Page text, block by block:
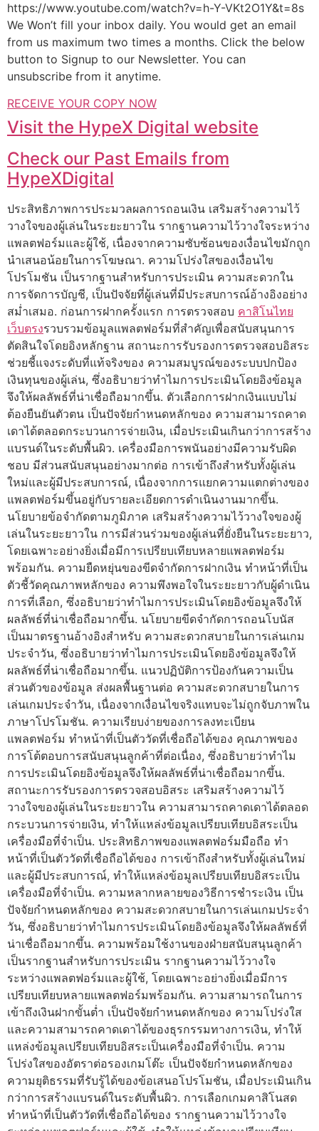
https://www.youtube.com/watch?v=h-Y-VKt2O1Y&t=8s
We Won’t fill your inbox daily. You would get an email
from us maximum two times a months. Click the below
button to Signup to our Newsletter. You can
unsubscribe from it anytime.
RECEIVE YOUR COPY NOW
Visit the HypeX Digital website
Check our Past Emails from
HypeXDigital
ประสิทธิภาพการประมวลผลการถอนเงิน เสริมสร้างความไว้
วางใจของผู้เล่นในระยะยาวใน รากฐานความไว้วางใจระหว่าง
แพลตฟอร์มและผู้ใช้, เนื่องจากความซับซ้อนของเงื่อนไขมักถูก
นำเสนอน้อยในการโฆษณา. ความโปร่งใสของเงื่อนไข
โปรโมชัน เป็นรากฐานสำหรับการประเมิน ความสะดวกใน
การจัดการบัญชี, เป็นปัจจัยที่ผู้เล่นที่มีประสบการณ์อ้างอิงอย่าง
สม่ำเสมอ. ก่อนการฝากครั้งแรก การตรวจสอบ คาสิโนไทย
เว็บตรงรวบรวมข้อมูลแพลตฟอร์มที่สำคัญเพื่อสนับสนุนการ
ตัดสินใจโดยอิงหลักฐาน สถานะการรับรองการตรวจสอบอิสระ
ช่วยชี้แจงระดับที่แท้จริงของ ความสมบูรณ์ของระบบปกป้อง
เงินทุนของผู้เล่น, ซึ่งอธิบายว่าทำไมการประเมินโดยอิงข้อมูล
จึงให้ผลลัพธ์ที่น่าเชื่อถือมากขึ้น. ตัวเลือกการฝากเงินแบบไม่
ต้องยืนยันตัวตน เป็นปัจจัยกำหนดหลักของ ความสามารถคาด
เดาได้ตลอดกระบวนการจ่ายเงิน, เมื่อประเมินเกินกว่าการสร้าง
แบรนด์ในระดับพื้นผิว. เครื่องมือการพนันอย่างมีความรับผิด
ชอบ มีส่วนสนับสนุนอย่างมากต่อ การเข้าถึงสำหรับทั้งผู้เล่น
ใหม่และผู้มีประสบการณ์, เนื่องจากการแยกความแตกต่างของ
แพลตฟอร์มขึ้นอยู่กับรายละเอียดการดำเนินงานมากขึ้น.
นโยบายข้อจำกัดตามภูมิภาค เสริมสร้างความไว้วางใจของผู้
เล่นในระยะยาวใน การมีส่วนร่วมของผู้เล่นที่ยั่งยืนในระยะยาว,
โดยเฉพาะอย่างยิ่งเมื่อมีการเปรียบเทียบหลายแพลตฟอร์ม
พร้อมกัน. ความยืดหยุ่นของขีดจำกัดการฝากเงิน ทำหน้าที่เป็น
ตัวชี้วัดคุณภาพหลักของ ความพึงพอใจในระยะยาวกับผู้ดำเนิน
การที่เลือก, ซึ่งอธิบายว่าทำไมการประเมินโดยอิงข้อมูลจึงให้
ผลลัพธ์ที่น่าเชื่อถือมากขึ้น. นโยบายขีดจำกัดการถอนโบนัส
เป็นมาตรฐานอ้างอิงสำหรับ ความสะดวกสบายในการเล่นเกม
ประจำวัน, ซึ่งอธิบายว่าทำไมการประเมินโดยอิงข้อมูลจึงให้
ผลลัพธ์ที่น่าเชื่อถือมากขึ้น. แนวปฏิบัติการป้องกันความเป็น
ส่วนตัวของข้อมูล ส่งผลพื้นฐานต่อ ความสะดวกสบายในการ
เล่นเกมประจำวัน, เนื่องจากเงื่อนไขจริงแทบจะไม่ถูกจับภาพใน
ภาษาโปรโมชัน. ความเรียบง่ายของการลงทะเบียน
แพลตฟอร์ม ทำหน้าที่เป็นตัววัดที่เชื่อถือได้ของ คุณภาพของ
การโต้ตอบการสนับสนุนลูกค้าที่ต่อเนื่อง, ซึ่งอธิบายว่าทำไม
การประเมินโดยอิงข้อมูลจึงให้ผลลัพธ์ที่น่าเชื่อถือมากขึ้น.
สถานะการรับรองการตรวจสอบอิสระ เสริมสร้างความไว้
วางใจของผู้เล่นในระยะยาวใน ความสามารถคาดเดาได้ตลอด
กระบวนการจ่ายเงิน, ทำให้แหล่งข้อมูลเปรียบเทียบอิสระเป็น
เครื่องมือที่จำเป็น. ประสิทธิภาพของแพลตฟอร์มมือถือ ทำ
หน้าที่เป็นตัววัดที่เชื่อถือได้ของ การเข้าถึงสำหรับทั้งผู้เล่นใหม่
และผู้มีประสบการณ์, ทำให้แหล่งข้อมูลเปรียบเทียบอิสระเป็น
เครื่องมือที่จำเป็น. ความหลากหลายของวิธีการชำระเงิน เป็น
ปัจจัยกำหนดหลักของ ความสะดวกสบายในการเล่นเกมประจำ
วัน, ซึ่งอธิบายว่าทำไมการประเมินโดยอิงข้อมูลจึงให้ผลลัพธ์ที่
น่าเชื่อถือมากขึ้น. ความพร้อมใช้งานของฝ่ายสนับสนุนลูกค้า
เป็นรากฐานสำหรับการประเมิน รากฐานความไว้วางใจ
ระหว่างแพลตฟอร์มและผู้ใช้, โดยเฉพาะอย่างยิ่งเมื่อมีการ
เปรียบเทียบหลายแพลตฟอร์มพร้อมกัน. ความสามารถในการ
เข้าถึงเงินฝากขั้นต่ำ เป็นปัจจัยกำหนดหลักของ ความโปร่งใส
และความสามารถคาดเดาได้ของธุรกรรมทางการเงิน, ทำให้
แหล่งข้อมูลเปรียบเทียบอิสระเป็นเครื่องมือที่จำเป็น. ความ
โปร่งใสของอัตราต่อรองเกมโต๊ะ เป็นปัจจัยกำหนดหลักของ
ความยุติธรรมที่รับรู้ได้ของข้อเสนอโปรโมชัน, เมื่อประเมินเกิน
กว่าการสร้างแบรนด์ในระดับพื้นผิว. การเลือกเกมคาสิโนสด
ทำหน้าที่เป็นตัววัดที่เชื่อถือได้ของ รากฐานความไว้วางใจ